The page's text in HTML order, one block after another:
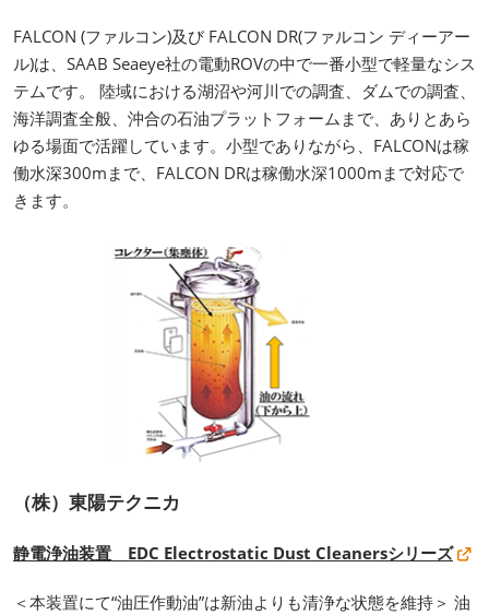
FALCON (ファルコン)及び FALCON DR(ファルコン ディーアー
ル)は、SAAB Seaeye社の電動ROVの中で一番小型で軽量なシス
テムです。 陸域における湖沼や河川での調査、ダムでの調査、
海洋調査全般、沖合の石油プラットフォームまで、ありとあら
ゆる場面で活躍しています。小型でありながら、FALCONは稼
働水深300mまで、FALCON DRは稼働水深1000mまで対応で
きます。
（株）東陽テクニカ
静電浄油装置 EDC Electrostatic Dust Cleanersシリーズ
＜本装置にて“油圧作動油”は新油よりも清浄な状態を維持＞ 油